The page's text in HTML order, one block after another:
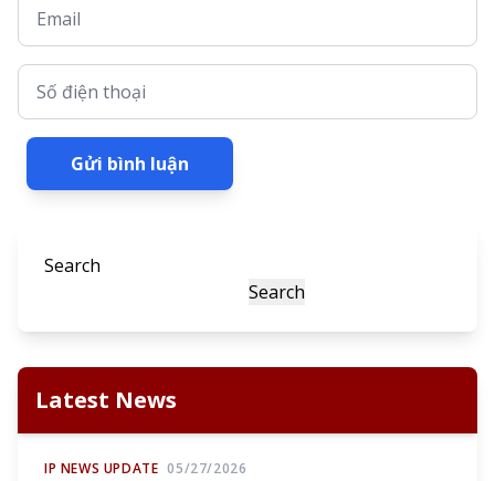
Số điện thoại
Gửi bình luận
Search
Search
Latest News
IP NEWS UPDATE 05/27/2026